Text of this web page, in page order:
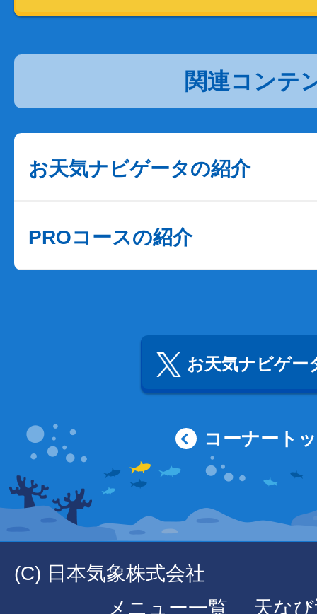
関連コンテ
お天気ナビゲータの紹介
PROコースの紹介
お天気ナビゲー
コーナート
(C) 日本気象株式会社
メニュー一覧
天な